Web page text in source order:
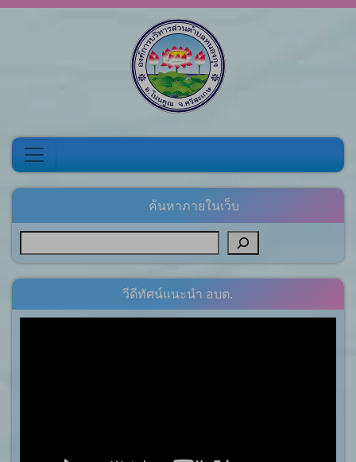
ค้นหาภายในเว็บ
วีดีทัศน์แนะนำ อบต.